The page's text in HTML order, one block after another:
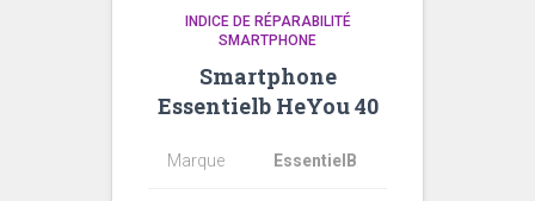
INDICE DE RÉPARABILITÉ
SMARTPHONE
Smartphone
Essentielb HeYou 40
Marque EssentielB